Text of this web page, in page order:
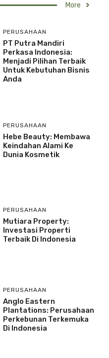
More
PERUSAHAAN
PT Putra Mandiri
Perkasa Indonesia:
Menjadi Pilihan Terbaik
Untuk Kebutuhan Bisnis
Anda
PERUSAHAAN
Hebe Beauty: Membawa
Keindahan Alami Ke
Dunia Kosmetik
PERUSAHAAN
Mutiara Property:
Investasi Properti
Terbaik Di Indonesia
PERUSAHAAN
Anglo Eastern
Plantations: Perusahaan
Perkebunan Terkemuka
Di Indonesia